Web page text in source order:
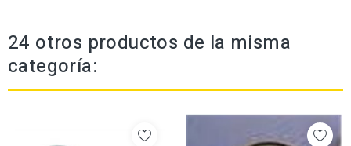
24 otros productos de la misma
categoría: